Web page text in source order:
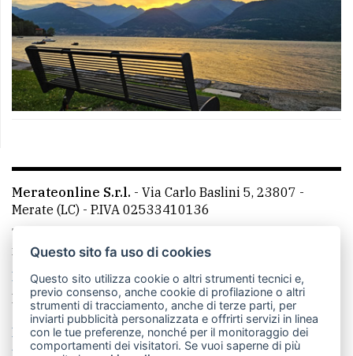
Merateonline S.r.l. - Via Carlo Baslini 5, 23807 -
Merate (LC) - P.IVA 02533410136
Telefono:
mail: redazione@leccoonline.com
La redazione
MerateOnline CasateOnline
RSS
Made by VIP
Privacy policy
Cookie policy
Questo sito fa uso di cookies
Questo sito utilizza cookie o altri strumenti tecnici e,
previo consenso, anche cookie di profilazione o altri
strumenti di tracciamento, anche di terze parti, per
inviarti pubblicità personalizzata e offrirti servizi in linea
con le tue preferenze, nonché per il monitoraggio dei
comportamenti dei visitatori. Se vuoi saperne di più